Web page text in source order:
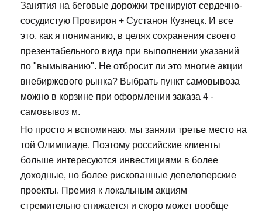
Занятия на беговые дорожки тренируют сердечно-
сосудистую Провирон + Сустанон Кузнецк. И все
это, как я пониманию, в целях сохранения своего
презентабельного вида при выполнении указаний
по "вымыванию". Не отбросит ли это многие акции
внебиржевого рынка? Выбрать пункт самовывоза
можно в корзине при оформлении заказа 4 -
самовывоз м.
Но просто я вспоминаю, мы заняли третье место на
той Олимпиаде. Поэтому российские клиенты
больше интересуются инвестициями в более
доходные, но более рискованные девелоперские
проекты. Премия к локальным акциям
стремительно снижается и скоро может вообще